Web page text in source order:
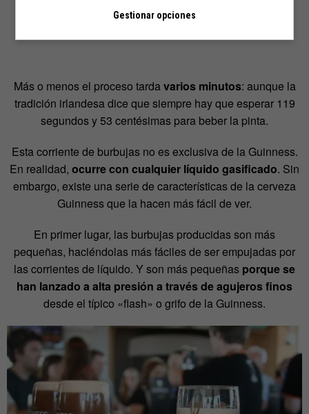
Más o menos el proceso tardavarios minutos: aunque la
tradición irlandesa dice que siempre hay que esperar 119
segundos y 53 centésimas para beber la pinta.
Esta corriente de burbujas no es exclusiva de la Guinness.
En realidad, ocurre con cualquier líquido gasificado. Sin
embargo, existe una serie de características de la cerveza
Guinness que la hacen más fácil de ver.
En primer lugar, las burbujas producidas son más
pequeñas, haciéndolas más fáciles de ser empujadas por
las corrientes de líquido. Y son más pequeñas porque se
han lanzado a alta presión a través de agujeros finos
desde el típico «flash» o grifo de la Guinness.
Gestionar opciones